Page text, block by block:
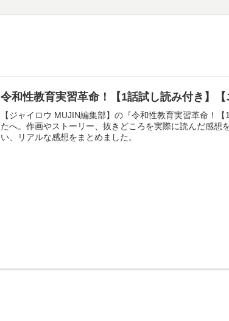
令和性教育実習革命！【1話試し読み付き】
【ジャイロウ MUJIN編集部】の『令和性教育実習革命！
たへ。作画やストーリー、抜きどころを実際に読んだ感想
い、リアルな感想をまとめました。